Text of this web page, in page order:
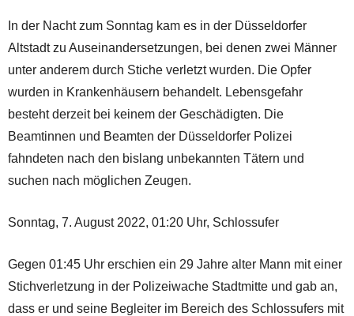
In der Nacht zum Sonntag kam es in der Düsseldorfer
Altstadt zu Auseinandersetzungen, bei denen zwei Männer
unter anderem durch Stiche verletzt wurden. Die Opfer
wurden in Krankenhäusern behandelt. Lebensgefahr
besteht derzeit bei keinem der Geschädigten. Die
Beamtinnen und Beamten der Düsseldorfer Polizei
fahndeten nach den bislang unbekannten Tätern und
suchen nach möglichen Zeugen.
Sonntag, 7. August 2022, 01:20 Uhr, Schlossufer
Gegen 01:45 Uhr erschien ein 29 Jahre alter Mann mit einer
Stichverletzung in der Polizeiwache Stadtmitte und gab an,
dass er und seine Begleiter im Bereich des Schlossufers mit